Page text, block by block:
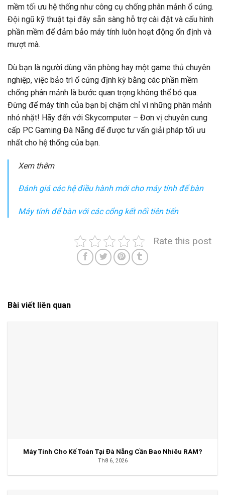
mềm tối ưu hệ thống như công cụ chống phân mảnh ổ cứng.
Đội ngũ kỹ thuật tại đây sẵn sàng hỗ trợ cài đặt và cấu hình
phần mềm để đảm bảo máy tính luôn hoạt động ổn định và
mượt mà.
Dù bạn là người dùng văn phòng hay một game thủ chuyên
nghiệp, việc bảo trì ổ cứng định kỳ bằng các phần mềm
chống phân mảnh là bước quan trọng không thể bỏ qua.
Đừng để máy tính của bạn bị chậm chỉ vì những phân mảnh
nhỏ nhặt! Hãy đến với Skycomputer – Đơn vị chuyên cung
cấp PC Gaming Đà Nẵng để được tư vấn giải pháp tối ưu
nhất cho hệ thống của bạn.
Xem thêm
Đánh giá các hệ điều hành mới cho máy tính để bàn
Máy tính để bàn với các cổng kết nối tiên tiến
Rate this post
Bài viết liên quan
Máy Tính Cho Kế Toán Tại Đà Nẵng Cần Bao Nhiêu RAM?
Th8 6, 2026